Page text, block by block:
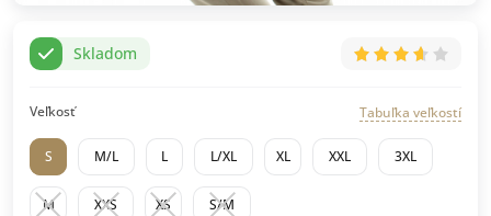
Skladom
Veľkosť Tabuľka veľkostí
S M/L L L/XL XL XXL 3XL
M XXS XS S/M